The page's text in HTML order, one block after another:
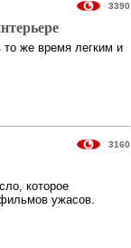
3390
же время легким и
3160
которое
ужасов.